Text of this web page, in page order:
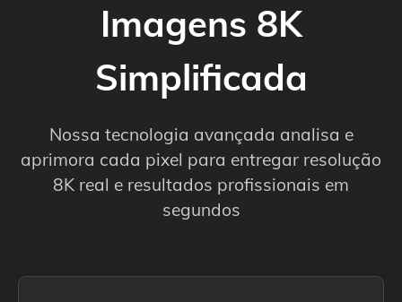
Imagens 8K
Simplificada
Nossa tecnologia avançada analisa e
aprimora cada pixel para entregar resolução
8K real e resultados profissionais em
segundos